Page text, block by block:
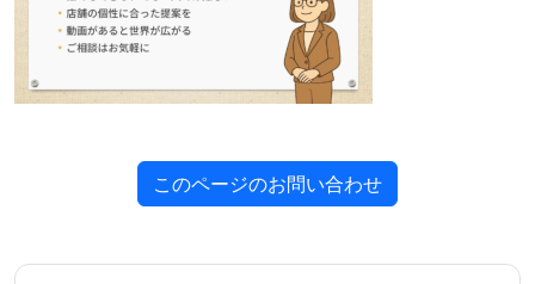
このページのお問い合わせ